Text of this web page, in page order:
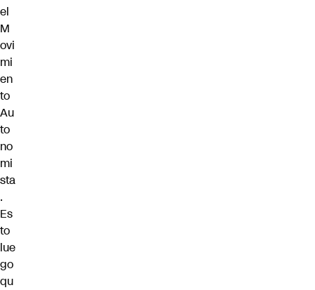
el
M
ovi
mi
en
to
Au
to
no
mi
sta
.
Es
to
lue
go
qu